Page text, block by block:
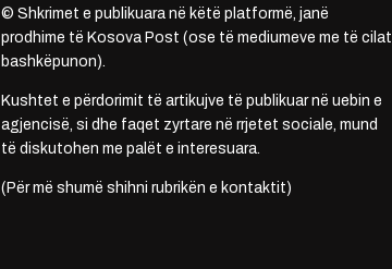
© Shkrimet e publikuara në këtë platformë, janë
prodhime të Kosova Post (ose të mediumeve me të cilat
bashkëpunon).
Kushtet e përdorimit të artikujve të publikuar në uebin e
agjencisë, si dhe faqet zyrtare në rrjetet sociale, mund
të diskutohen me palët e interesuara.
(Për më shumë shihni rubrikën e kontaktit)